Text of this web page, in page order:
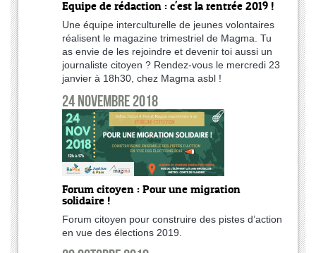
Equipe de rédaction : c'est la rentrée 2019 !
Une équipe interculturelle de jeunes volontaires
réalisent le magazine trimestriel de Magma. Tu
as envie de les rejoindre et devenir toi aussi un
journaliste citoyen ? Rendez-vous le mercredi 23
janvier à 18h30, chez Magma asbl !
24 novembre 2018
Forum citoyen : Pour une migration
solidaire !
Forum citoyen pour construire des pistes d’action
en vue des élections 2019.